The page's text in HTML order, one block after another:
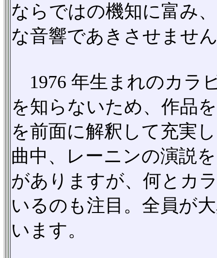
ならではの機知に富み
な音響であきさせませ
1976 年生まれのカラ
を知らないため、作品
を前面に解釈して充実
曲中、レーニンの演説
がありますが、何とカ
いるのも注目。全員が
います。